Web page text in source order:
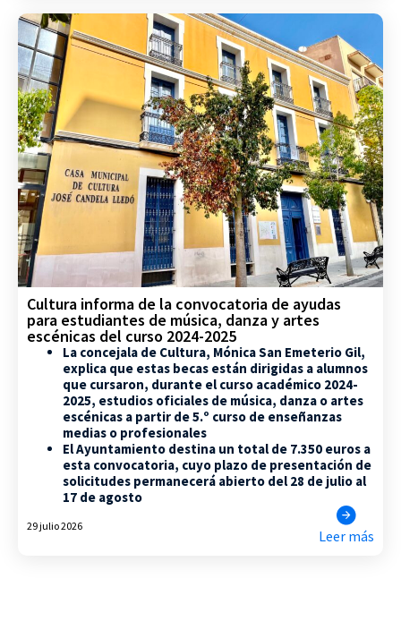
Cultura informa de la convocatoria de ayudas
para estudiantes de música, danza y artes
escénicas del curso 2024-2025
La concejala de Cultura, Mónica San Emeterio Gil,
explica que estas becas están dirigidas a alumnos
que cursaron, durante el curso académico 2024-
2025, estudios oficiales de música, danza o artes
escénicas a partir de 5.º curso de enseñanzas
medias o profesionales
El Ayuntamiento destina un total de 7.350 euros a
esta convocatoria, cuyo plazo de presentación de
solicitudes permanecerá abierto del 28 de julio al
17 de agosto
29 julio 2026
Leer más